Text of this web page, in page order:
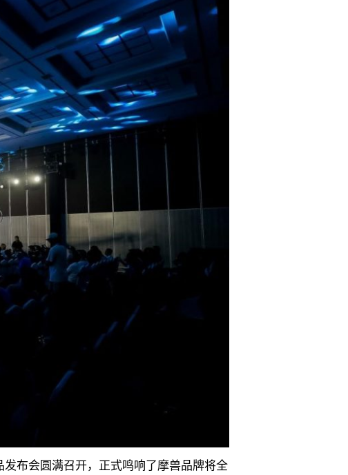
布会圆满召开，正式鸣响了摩兽品牌将全